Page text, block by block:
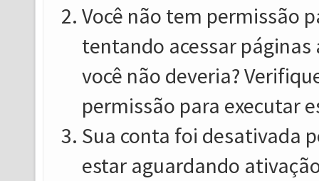
Você não tem permissão
tentando acessar
você não deveria?
permissão para executar
Sua conta foi desativada
estar aguardando